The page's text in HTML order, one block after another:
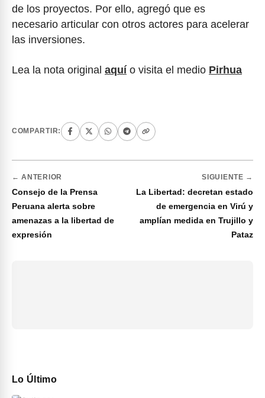
de los proyectos. Por ello, agregó que es
necesario articular con otros actores para acelerar
las inversiones.
Lea la nota original aquío visita el medio Pirhua
COMPARTIR:
← ANTERIOR
Consejo de la Prensa
Peruana alerta sobre
amenazas a la libertad de
expresión
SIGUIENTE →
La Libertad: decretan estado
de emergencia en Virú y
amplían medida en Trujillo y
Pataz
Lo Último